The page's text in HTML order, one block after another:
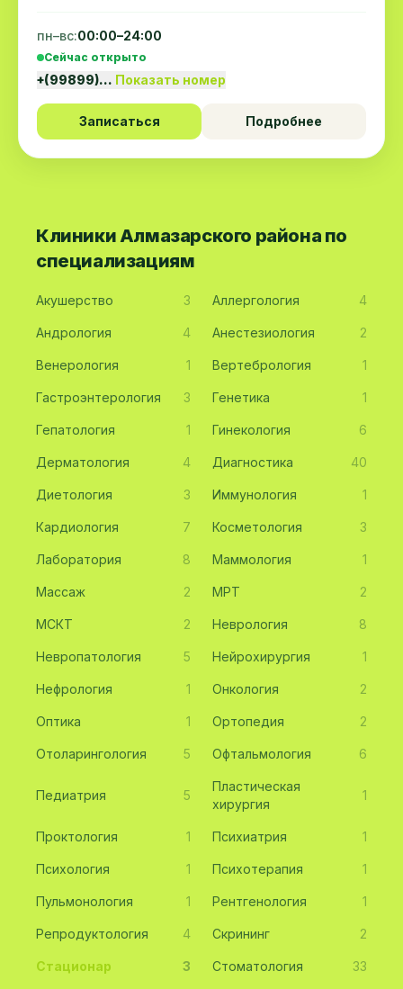
пн–вс:00:00–24:00
Сейчас открыто
+(99899)… Показать номер
Записаться Подробнее
Клиники Алмазарского района по
специализациям
Акушерство 3 Аллергология 4
Андрология 4 Анестезиология 2
Венерология 1 Вертебрология 1
Гастроэнтерология 3 Генетика 1
Гепатология 1 Гинекология 6
Дерматология 4 Диагностика 40
Диетология 3 Иммунология 1
Кардиология 7 Косметология 3
Лаборатория 8 Маммология 1
Массаж 2 МРТ 2
МСКТ 2 Неврология 8
Невропатология 5 Нейрохирургия 1
Нефрология 1 Онкология 2
Оптика 1 Ортопедия 2
Отоларингология 5 Офтальмология 6
Педиатрия 5
Пластическая
хирургия
1
Проктология 1 Психиатрия 1
Психология 1 Психотерапия 1
Пульмонология 1 Рентгенология 1
Репродуктология 4 Скрининг 2
Стационар 3 Стоматология 33